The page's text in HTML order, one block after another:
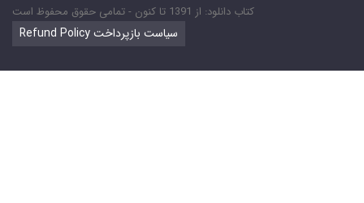
کتاب دانلود: از 1391 تا کنون - تمامی حقوق محفوظ است
Refund Policy سیاست بازپرداخت